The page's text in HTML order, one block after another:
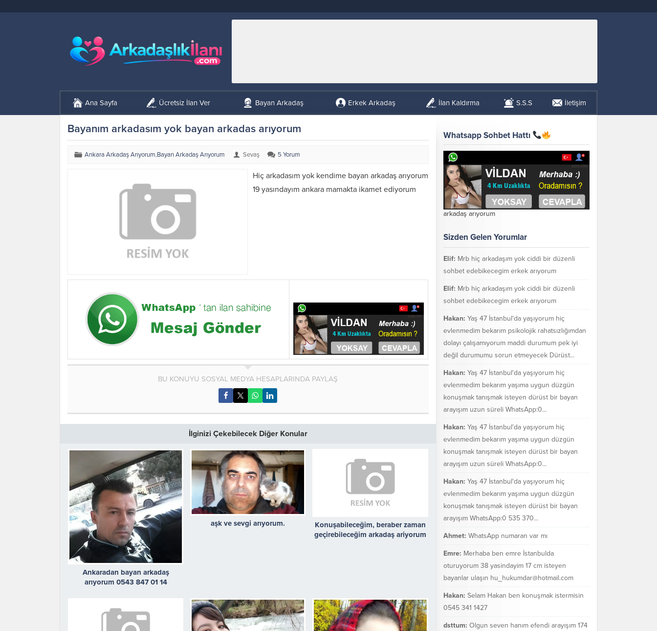
Ana Sayfa Ücretsiz İlan Ver Bayan Arkadaş Erkek Arkadaş İlan Kaldırma S.S.S İletişim
Bayanım arkadasım yok bayan arkadas arıyorum
Ankara Arkadaş Arıyorum,Bayan Arkadaş Arıyorum Sevaş 5 Yorum
Hiç arkadasım yok kendime bayan arkadaş arıyorum
19 yasındayım ankara mamakta ikamet ediyorum
BU KONUYU SOSYAL MEDYA HESAPLARINDA PAYLAŞ
İlginizi Çekebilecek Diğer Konular
Ankaradan bayan arkadaş
arıyorum 0543 847 01 14
aşk ve sevgi arıyorum.
Konuşabileceğim, beraber zaman
geçirebileceğim arkadaş ariyorum
Whatsapp Sohbet Hattı
arkadaş arıyorum
Sizden Gelen Yorumlar
Elif: Mrb hiç arkadaşım yok ciddi bir düzenli
sohbet edebikecegim erkek arıyorum
Elif: Mrb hiç arkadaşım yok ciddi bir düzenli
sohbet edebikecegim erkek arıyorum
Hakan: Yaş 47 İstanbul'da yaşıyorum hiç
evlenmedim bekarım psikolojik rahatsızlığımdan
dolayı çalışamıyorum maddi durumum pek iyi
değil durumumu sorun etmeyecek Dürüst...
Hakan: Yaş 47 İstanbul'da yaşıyorum hiç
evlenmedim bekarım yaşıma uygun düzgün
konuşmak tanışmak isteyen dürüst bir bayan
arayışım uzun süreli WhatsApp:0...
Hakan: Yaş 47 İstanbul'da yaşıyorum hiç
evlenmedim bekarım yaşıma uygun düzgün
konuşmak tanışmak isteyen dürüst bir bayan
arayışım uzun süreli WhatsApp:0...
Hakan: Yaş 47 İstanbul'da yaşıyorum hiç
evlenmedim bekarım yaşıma uygun düzgün
konuşmak tanışmak isteyen dürüst bir bayan
arayışım WhatsApp:0 535 370...
Ahmet: WhatsApp numaran var mı
Emre: Merhaba ben emre İstanbulda
oturuyorum 38 yasindayim 17 cm isteyen
bayanlar ulaşın hu_hukumdar@hotmail.com
Hakan: Selam Hakan ben konuşmak istermisin
0545 341 1427
dsttum: Olgun seven hanım efendi arayışım 174